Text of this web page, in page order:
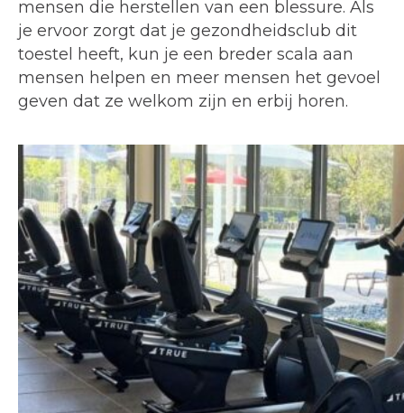
mensen die herstellen van een blessure. Als
je ervoor zorgt dat je gezondheidsclub dit
toestel heeft, kun je een breder scala aan
mensen helpen en meer mensen het gevoel
geven dat ze welkom zijn en erbij horen.